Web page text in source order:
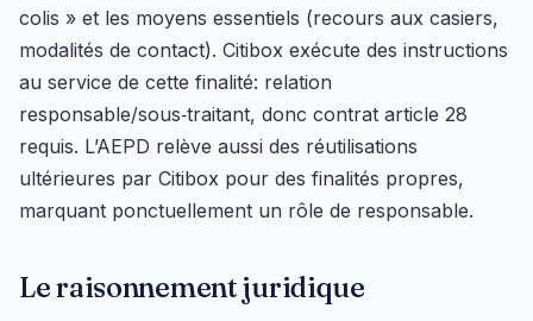
colis » et les moyens essentiels (recours aux casiers,
modalités de contact). Citibox exécute des instructions
au service de cette finalité: relation
responsable/sous‑traitant, donc contrat article 28
requis. L’AEPD relève aussi des réutilisations
ultérieures par Citibox pour des finalités propres,
marquant ponctuellement un rôle de responsable.
Le raisonnement juridique